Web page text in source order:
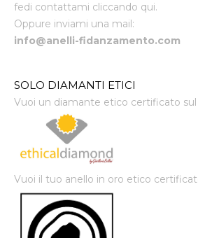
fedi contattami cliccando qui.
Oppure inviami una mail:
info@anelli-fidanzamento.com
SOLO DIAMANTI ETICI
Vuoi un diamante etico certificato
Vuoi il tuo anello in oro etico